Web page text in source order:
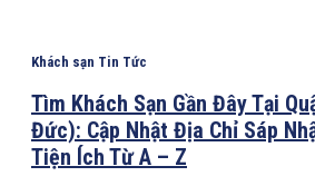
Khách sạn Tin Tức
Tìm Khách Sạn Gần Đây Tại
Đức): Cập Nhật Địa Chỉ Sáp
Tiện Ích Từ A – Z